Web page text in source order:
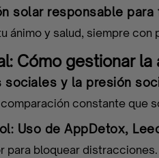
solar responsable
ánimo y salud, siempre
Cómo gestionar
sociales y la presión
constante que
Uso de AppDetox,
para bloquear distracciones.